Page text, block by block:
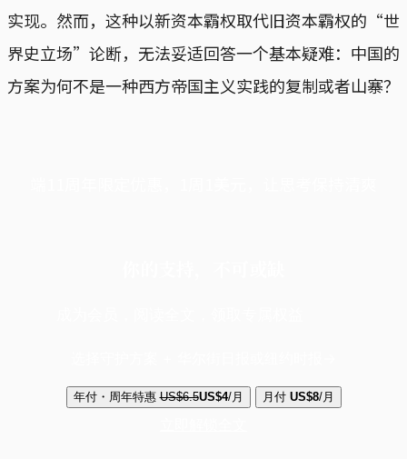
实现。然而，这种以新资本霸权取代旧资本霸权的“世
界史立场”论断，无法妥适回答一个基本疑难：中国的
方案为何不是一种西方帝国主义实践的复制或者山寨？
年付・周年特惠 US$6.5US$4/月 月付 US$8/月